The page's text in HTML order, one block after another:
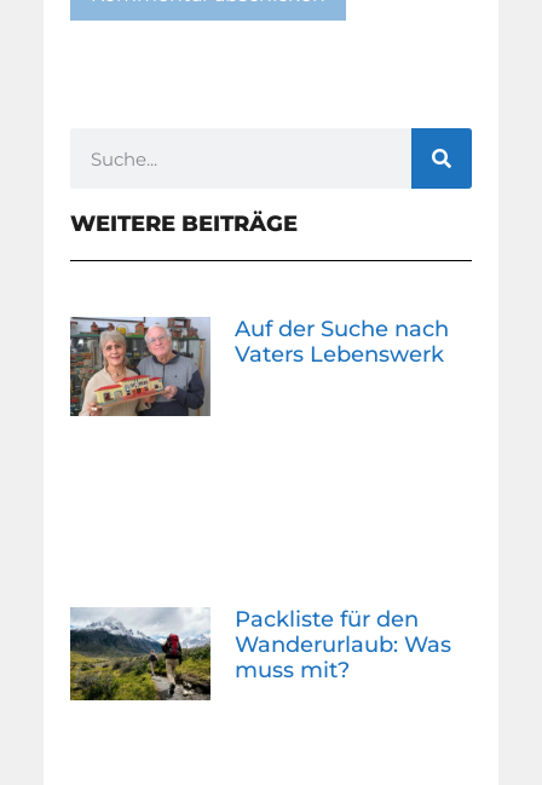
WEITERE BEITRÄGE
Auf der Suche nach
Vaters Lebenswerk
Packliste für den
Wanderurlaub: Was
muss mit?